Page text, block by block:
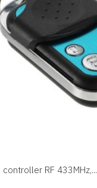
RF 433MHz,...